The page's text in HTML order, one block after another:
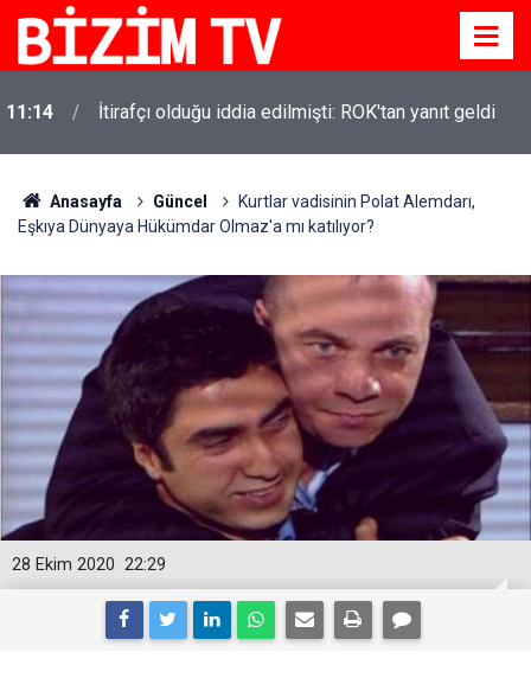
11:14 İtirafçı olduğu iddia edilmişti: ROK'tan yanıt geldi
Anasayfa Güncel
Kurtlar vadisinin Polat Alemdarı,
Eşkıya Dünyaya Hükümdar Olmaz'a mı katılıyor?
22:29
28 Ekim 2020